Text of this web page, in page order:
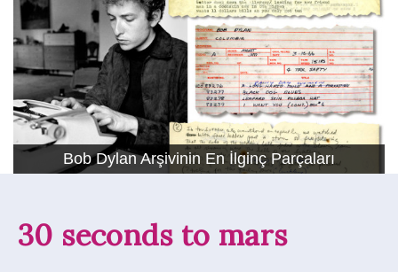
Bob Dylan Arşivinin En İlginç Parçaları
30 seconds to mars